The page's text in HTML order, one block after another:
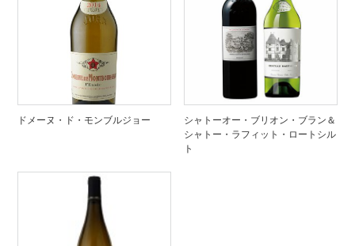
ドメーヌ・ド・モンブルジョー
シャトーオー・ブリオン・ブラン＆
シャトー・ラフィット・ロートシル
ト